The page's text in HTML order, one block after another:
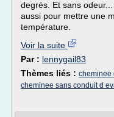
degrés. Et sans
aussi pour mettre une
température.
Voir la suite
Par : lennygail83
Thèmes liés : cheminee
cheminee sans conduit d